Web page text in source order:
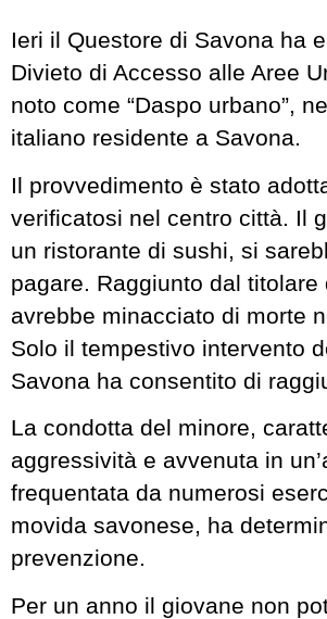
Ieri il Questore di Savona ha
Divieto di Accesso alle Aree
noto come “Daspo urbano”,
italiano residente a Savona.
Il provvedimento è stato
verificatosi nel centro città. Il
un ristorante di sushi, si
pagare. Raggiunto dal
avrebbe minacciato di morte
Solo il tempestivo intervento
Savona ha consentito di
La condotta del minore,
aggressività e avvenuta in
frequentata da numerosi
movida savonese, ha
prevenzione.
Per un anno il giovane non